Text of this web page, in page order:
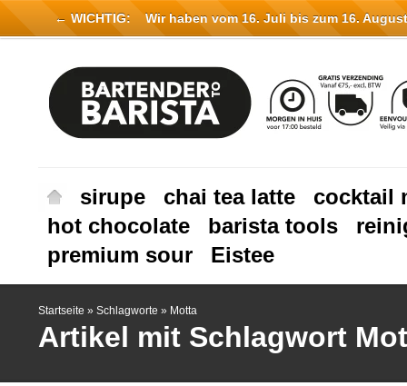
sirupe chai tea latte
cocktail
hot chocolate
barista tools
premium sour
Eistee
Startseite » Schlagworte » Motta
Artikel mit Schlagwort
← WICHTIG: Wir haben vom 16. Juli bis zum 16.